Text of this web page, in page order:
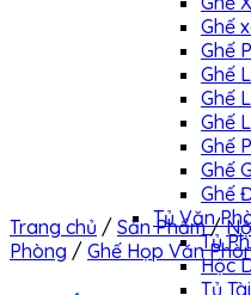
Ghế
Ghế
Ghế
Ghế
Ghế
Ghế
Ghế
Ghế
Tủ Văn
Tủ
Hộc
Tủ
Trang chủ / Sản Phẩm /
Phòng / Ghế Họp Văn